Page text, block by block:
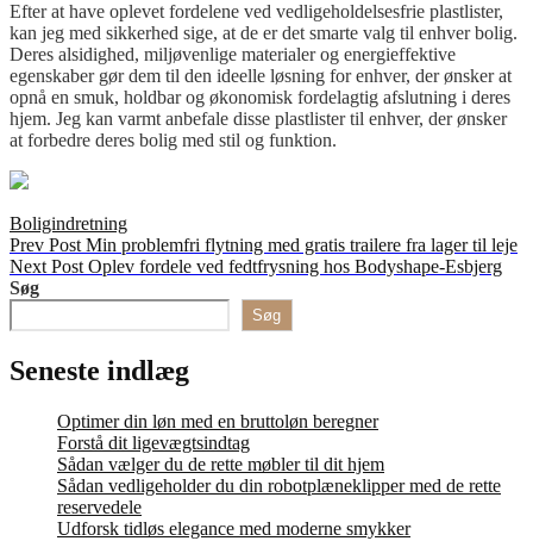
Efter at have oplevet fordelene ved vedligeholdelsesfrie plastlister,
kan jeg med sikkerhed sige, at de er det smarte valg til enhver bolig.
Deres alsidighed, miljøvenlige materialer og energieffektive
egenskaber gør dem til den ideelle løsning for enhver, der ønsker at
opnå en smuk, holdbar og økonomisk fordelagtig afslutning i deres
hjem. Jeg kan varmt anbefale disse plastlister til enhver, der ønsker
at forbedre deres bolig med stil og funktion.
Categories
Boligindretning
Indlægsnavigation
Previous
Post
Prev Post Min problemfri flytning med gratis trailere fra lager til leje
Next
Post
Next Post Oplev fordele ved fedtfrysning hos Bodyshape-Esbjerg
Søg
Søg
Seneste indlæg
Optimer din løn med en bruttoløn beregner
Forstå dit ligevægtsindtag
Sådan vælger du de rette møbler til dit hjem
Sådan vedligeholder du din robotplæneklipper med de rette
reservedele
Udforsk tidløs elegance med moderne smykker